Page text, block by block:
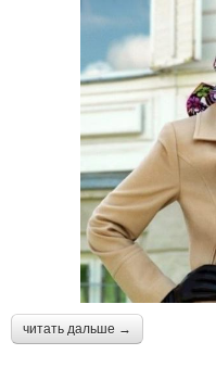
читать дальше →